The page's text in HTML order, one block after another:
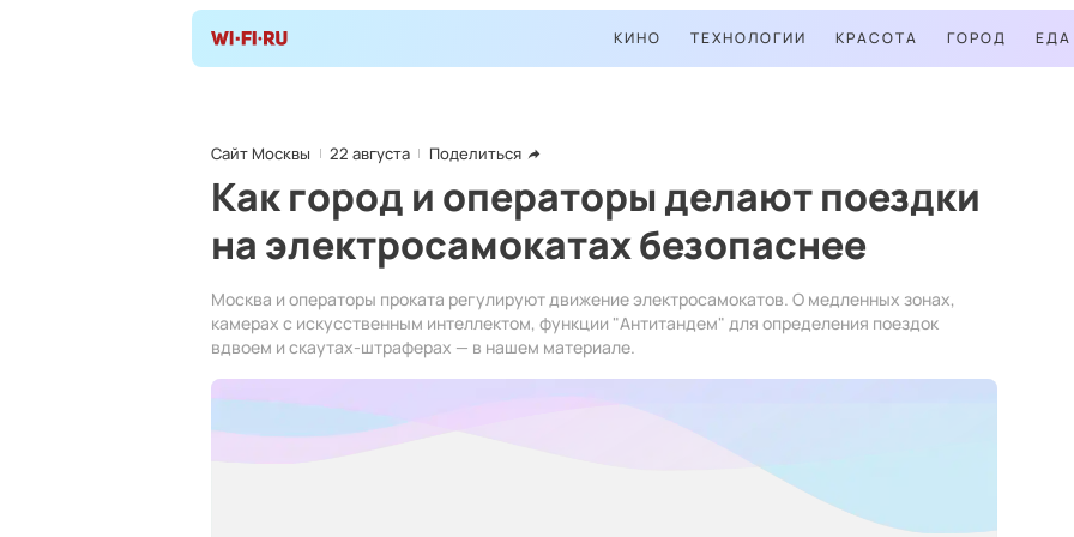
КИНО ТЕХНОЛОГИИ КРАСОТА ГОРОД ЕДА
Сайт Москвы 22 августа Поделиться
Как город и операторы делают поездки
на электросамокатах безопаснее
Москва и операторы проката регулируют движение электросамокатов. О медленных зонах,
камерах с искусственным интеллектом, функции "Антитандем" для определения поездок
вдвоем и скаутах-штраферах — в нашем материале.